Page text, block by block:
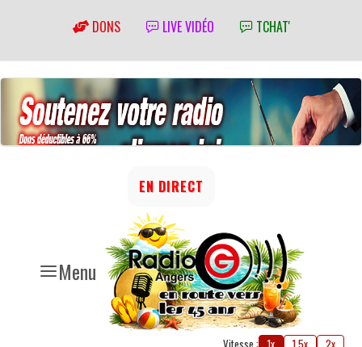
DONS LIVE VIDÉO TCHAT'
Menu
EN DIRECT
Vitesse : 1x 1.5x 2x